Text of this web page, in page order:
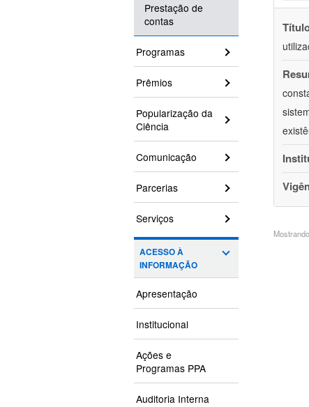
Prestação de
contas
Programas
Prêmios
Popularização da
Ciência
Comunicação
Parcerias
Serviços
ACESSO À
INFORMAÇÃO
Apresentação
Institucional
Ações e
Programas PPA
Auditoria Interna